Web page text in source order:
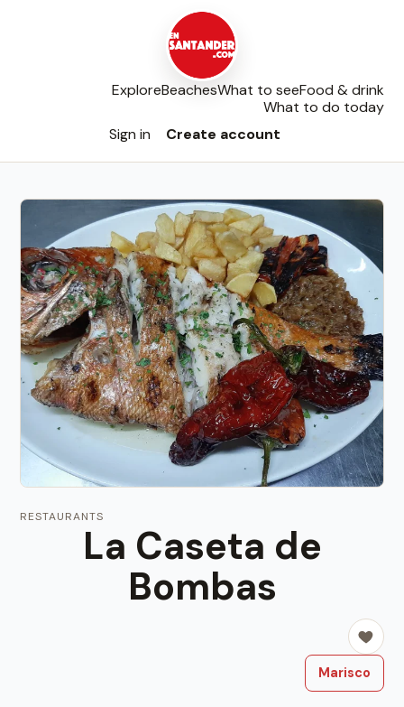
ExploreBeachesWhat to seeFood & drink
What to do today
Sign in
Create account
RESTAURANTS
La Caseta de
Bombas
Marisco